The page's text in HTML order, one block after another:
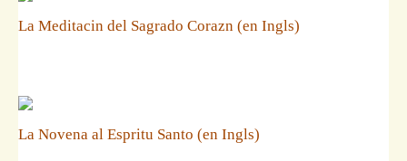
La Meditacin del Sagrado Corazn (en Ingls)
La Novena al Espritu Santo (en Ingls)